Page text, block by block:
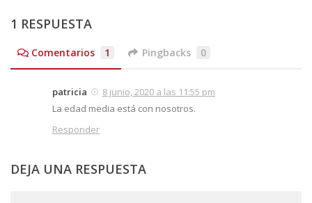
1 RESPUESTA
Comentarios 1 Pingbacks 0
patricia
8 junio, 2020 a las 11:55 pm
La edad media está con nosotros.
Responder
DEJA UNA RESPUESTA